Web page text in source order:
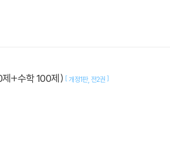
제+수학 100제) [개정1판 전2권 ]